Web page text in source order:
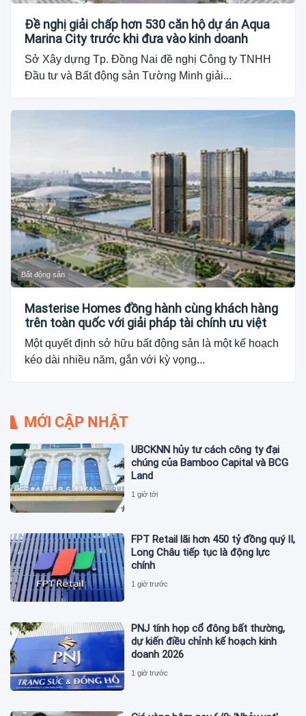
Đề nghị giải chấp hơn 530 căn hộ dự án Aqua
Marina City trước khi đưa vào kinh doanh
Sở Xây dựng Tp. Đồng Nai đề nghị Công ty TNHH
Đầu tư và Bất động sản Tường Minh giải...
Bất động sản
Masterise Homes đồng hành cùng khách hàng
trên toàn quốc với giải pháp tài chính ưu việt
Một quyết định sở hữu bất động sản là một kế hoạch
kéo dài nhiều năm, gắn với kỳ vọng...
MỚI CẬP NHẬT
UBCKNN hủy tư cách công ty đại
chúng của Bamboo Capital và BCG
Land
1 giờ tới
FPT Retail lãi hơn 450 tỷ đồng quý II,
Long Châu tiếp tục là động lực
chính
1 giờ trước
PNJ tính họp cổ đông bất thường,
dự kiến điều chỉnh kế hoạch kinh
doanh 2026
1 giờ trước